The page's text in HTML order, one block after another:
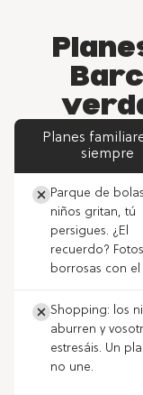
Planes
siempre
Parque de
niños gritan, tú
persigues. ¿El
recuerdo? Fotos
borrosas con el
Shopping: los
aburren y
estresáis. Un
no une.